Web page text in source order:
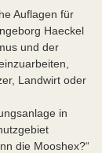
Auflagen für
Haeckel
und der
Landwirt oder
in
die Mooshex?“